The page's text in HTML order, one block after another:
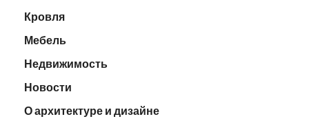
Кровля
Мебель
Недвижимость
Новости
О архитектуре и дизайне